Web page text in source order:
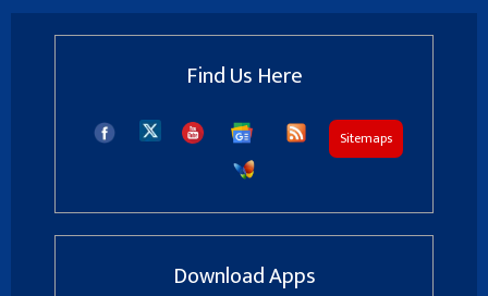
Find Us Here
Sitemaps
Download Apps